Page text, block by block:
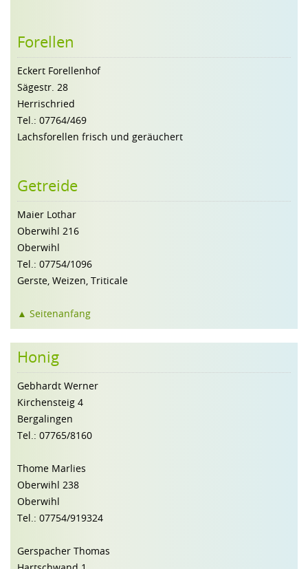
Forellen
Eckert Forellenhof
Sägestr. 28
Herrischried
Tel.: 07764/469
Lachsforellen frisch und geräuchert
Getreide
Maier Lothar
Oberwihl 216
Oberwihl
Tel.: 07754/1096
Gerste, Weizen, Triticale
▲ Seitenanfang
Honig
Gebhardt Werner
Kirchensteig 4
Bergalingen
Tel.: 07765/8160
Thome Marlies
Oberwihl 238
Oberwihl
Tel.: 07754/919324
Gerspacher Thomas